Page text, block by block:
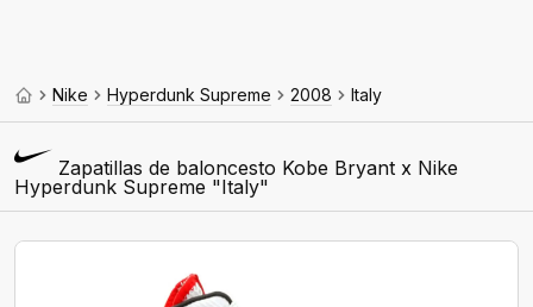
Nike Hyperdunk Supreme 2008 Italy
Zapatillas de baloncesto Kobe Bryant x Nike
Hyperdunk Supreme "Italy"